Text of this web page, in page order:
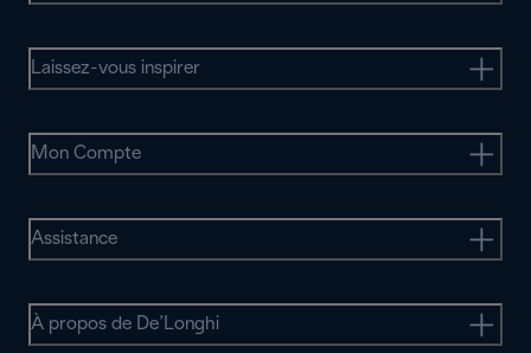
Laissez-vous inspirer
Mon Compte
Assistance
À propos de De’Longhi